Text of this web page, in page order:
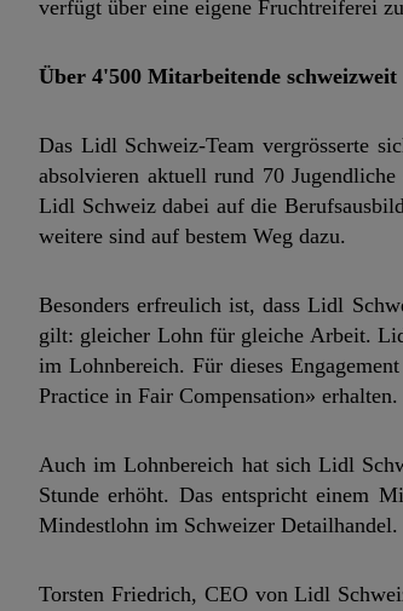
verfügt über eine eigene Fruchtreiferei
Über 4'500 Mitarbeitende schweizweit
Das Lidl Schweiz-Team vergrösserte
absolvieren aktuell rund 70
Lidl Schweiz dabei auf die
weitere sind auf bestem Weg dazu.
Besonders erfreulich ist, dass Lidl
gilt: gleicher Lohn für gleiche Arbeit.
im Lohnbereich. Für dieses
Practice in Fair Compensation»
Auch im Lohnbereich hat sich Lidl
Stunde erhöht. Das entspricht einem
Mindestlohn im Schweizer Detailhandel.
Torsten Friedrich, CEO von Lidl